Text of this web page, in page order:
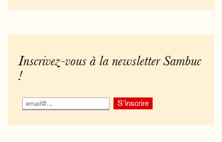
Inscrivez-vous à la newsletter Sambuc
!